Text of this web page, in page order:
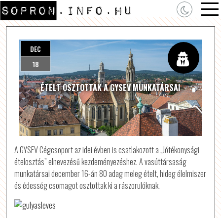
ÉTELT OSZTOTTAK A GYSEV MUNKATÁRSAI
DEC
18
A GYSEV Cégcsoport az idei évben is csatlakozott a „Jótékonysági
ételosztás” elnevezésű kezdeményezéshez. A vasúttársaság
munkatársai december 16-án 80 adag meleg ételt, hideg élelmiszer
és édesség csomagot osztottak ki a rászorulóknak.